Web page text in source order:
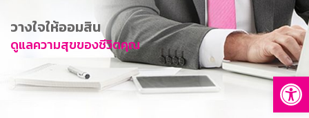
การพัฒนาที่ยั่งยืน
ข่าวสาร
บริการทางการเงิน
อื่นๆ
วางใจให้ออมสิน
ดูแลความสุขของชีวิตคุณ